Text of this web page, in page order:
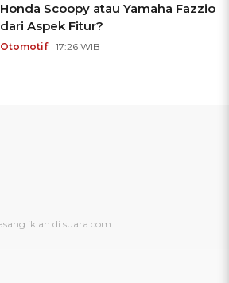
Honda Scoopy atau Yamaha Fazzio
dari Aspek Fitur?
Otomotif | 17:26 WIB